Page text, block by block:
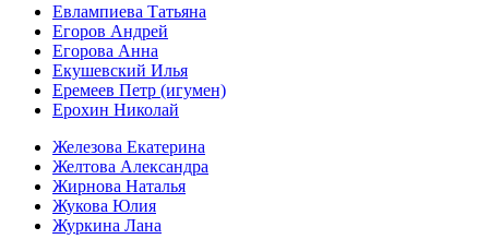
Евлампиева Татьяна
Егоров Андрей
Егорова Анна
Екушевский Илья
Еремеев Петр (игумен)
Ерохин Николай
Железова Екатерина
Желтова Александра
Жирнова Наталья
Жукова Юлия
Журкина Лана